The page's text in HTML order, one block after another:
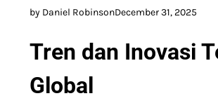
by Daniel RobinsonDecember 31, 2025
Tren dan Inovasi
Global